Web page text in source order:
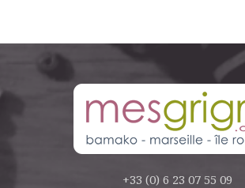
+33 (0) 6 23 07 55 09